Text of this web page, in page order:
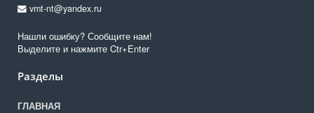
vmt-nt@yandex.ru
Нашли ошибку? Сообщите нам!
Выделите и нажмите Ctr+Enter
Разделы
ГЛАВНАЯ